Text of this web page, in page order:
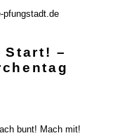
pfungstadt.de
Start! –
bunt! Mach mit!